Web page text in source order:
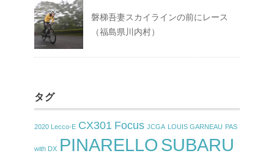
磐梯吾妻スカイラインの前にレース
（福島県川内村）
タグ
2020 Lecco-E CX301 Focus JCGA LOUIS GARNEAU PAS
with DX PINARELLOSUBARU